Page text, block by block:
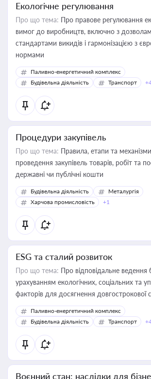
Екологічне регулювання
Про що тема: Про правове регулювання
вимог до виробництв, включно з
стандартами викидів і гармонізацією з
нормами
Паливно-енергетичний комплекс
Будівельна діяльність
Транспорт
Процедури закупівель
Про що тема: Правила, етапи та механізми
проведення закупівель товарів, робіт та
державні чи публічні кошти
Будівельна діяльність
Металургія
Харчова промисловість
+1
ESG та сталий розвиток
Про що тема: Про відповідальне ведення
урахуванням екологічних, соціальних та
факторів для досягнення довгострокової
Паливно-енергетичний комплекс
Будівельна діяльність
Транспорт
Воєнний стан: наслідки для